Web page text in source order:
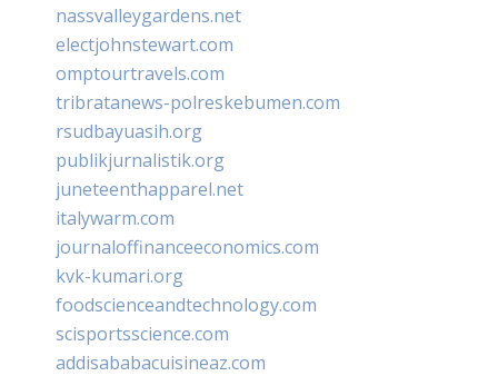
nassvalleygardens.net
electjohnstewart.com
omptourtravels.com
tribratanews-polreskebumen.com
rsudbayuasih.org
publikjurnalistik.org
juneteenthapparel.net
italywarm.com
journaloffinanceeconomics.com
kvk-kumari.org
foodscienceandtechnology.com
scisportsscience.com
addisababacuisineaz.com